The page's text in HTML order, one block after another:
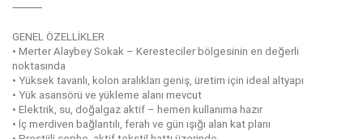
⸻
GENEL ÖZELLİKLER
• Merter Alaybey Sokak – Keresteciler bölgesinin en değerli
noktasında
• Yüksek tavanlı, kolon aralıkları geniş, üretim için ideal altyapı
• Yük asansörü ve yükleme alanı mevcut
• Elektrik, su, doğalgaz aktif – hemen kullanıma hazır
• İç merdiven bağlantılı, ferah ve gün ışığı alan kat planı